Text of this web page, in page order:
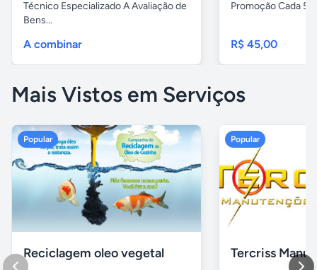
Técnico Especializado A Avaliação de
Bens...
A combinar
Promoção Cada 5
R$ 45,00
Mais Vistos em Serviços
Popular
Reciclagem oleo vegetal
Popular